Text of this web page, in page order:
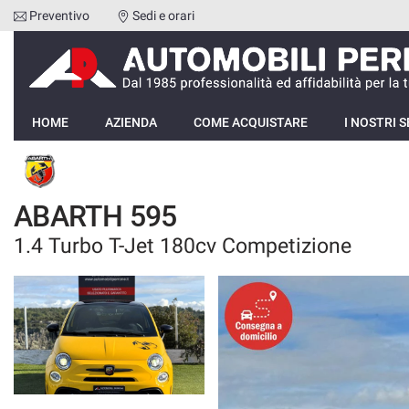
HOME
AZIENDA
COME ACQUISTARE
I NOSTRI SERVIZI
RECENSIONI
LISTA VEICOLI
VENDI LA TUA AUTO
Preventivo Sedi e orari
HOME AZIENDA COME ACQUISTARE I NOSTRI
ABARTH 595
1.4 Turbo T-Jet 180cv Competizione
Le
preferenze
di
Il
seguente
pannello
consente
esprimere
preferenze
di
consenso
alle
tecnologie
di